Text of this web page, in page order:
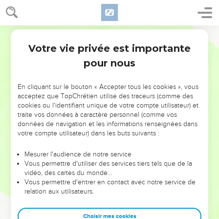
NE MANQUEZ PAS L’ÉVÉNEMENT
DE L’ANNÉE !
ET SI LEURS ERREURS POUVAIENT VOUS ÉVITER LES
VOTRES ?
leur foi ou leur vision. Mais on voit moins les doutes, les erreurs
et les saisons difficiles qu'ils ont traversés, alors même que ce
sont elles qui les ont façonnés.
Dans cette conférence, leaders, entrepreneurs, et responsables
clés pour avancer avec plus de sagesse afin que leurs erreurs
Votre vie privée est importante
pour nous
En cliquant sur le bouton « Accepter tous les cookies », vous
acceptez que TopChrétien utilise des traceurs (comme des
cookies ou l'identifiant unique de votre compte utilisateur) et
traite vos données à caractère personnel (comme vos
données de navigation et les informations renseignées dans
votre compte utilisateur) dans les buts suivants :
Mesurer l'audience de notre service
Vous permettre d'utiliser des services tiers tels que de la
vidéo, des cartes du monde…
Vous permettre d'entrer en contact avec notre service de
relation aux utilisateurs.
Choisir mes cookies